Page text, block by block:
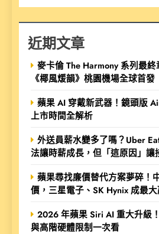
近期文章
麥卡倫 The Harmony 系列最
《椰風煖韻》桃園機場全球首發
蘋果 AI 穿戴新武器！鏡頭版
上市時間全解析
外送員薪水變多了嗎？Uber
法讓時薪成長，但「這原因」讓
蘋果尋找廉價替代方案夢碎！
價，三星電子、SK Hynix 成最
2026 年蘋果 Siri AI 重大升級
與高階硬體限制一次看